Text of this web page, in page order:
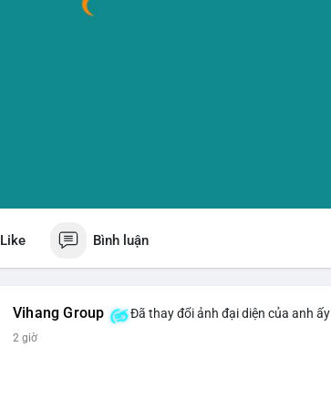
Like Bình luận
Vihang Group Đã thay đổi ảnh đại diện của anh ấy
2 giờ